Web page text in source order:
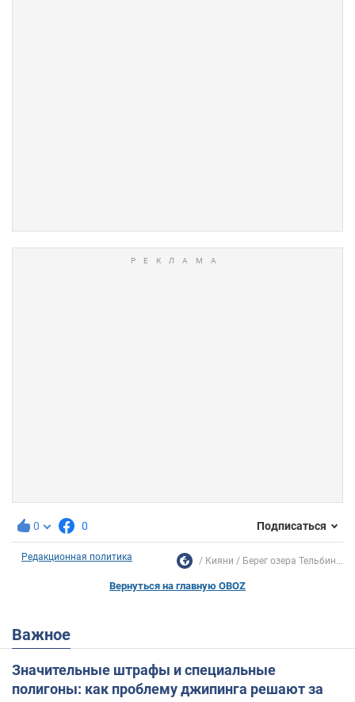
0 0 Подписаться
Редакционная политика Кияни Берег озера Тельбин...
Вернуться на главную OBOZ
Важное
Значительные штрафы и специальные
полигоны: как проблему джипинга решают за